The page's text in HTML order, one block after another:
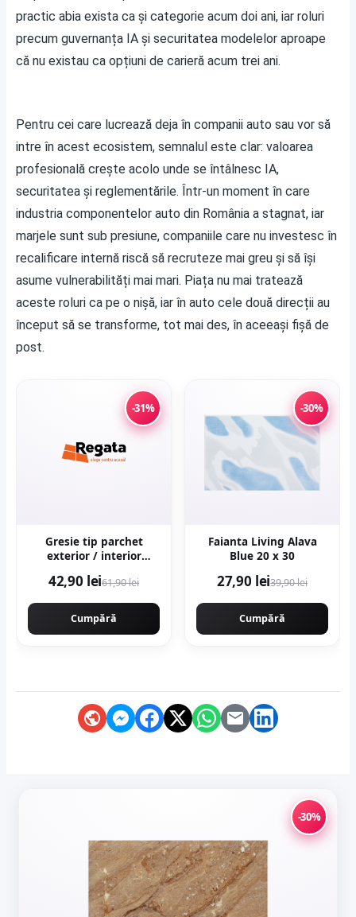
practic abia exista ca și categorie acum doi ani, iar roluri
precum guvernanța IA și securitatea modelelor aproape
că nu existau ca opțiuni de carieră acum trei ani.
Pentru cei care lucrează deja în companii auto sau vor să
intre în acest ecosistem, semnalul este clar: valoarea
profesională crește acolo unde se întâlnesc IA,
securitatea și reglementările. Într-un moment în care
industria componentelor auto din România a stagnat, iar
marjele sunt sub presiune, companiile care nu investesc în
recalificare internă riscă să recruteze mai greu și să își
asume vulnerabilități mai mari. Piața nu mai tratează
aceste roluri ca pe o nișă, iar în auto cele două direcții au
început să se transforme, tot mai des, în aceeași fișă de
post.
-31%
Gresie tip parchet
exterior / interior
cm mata portelanata42,90 lei61,90 lei
Cumpără
-30%
Faianta Living Alava
Blue 20 x 30
27,90 lei39,90 lei
Cumpără
-30%